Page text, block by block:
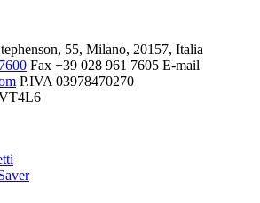
55, Milano, 20157, Italia
Fax +39 028 961 7605 E-mail
P.IVA 03978470270